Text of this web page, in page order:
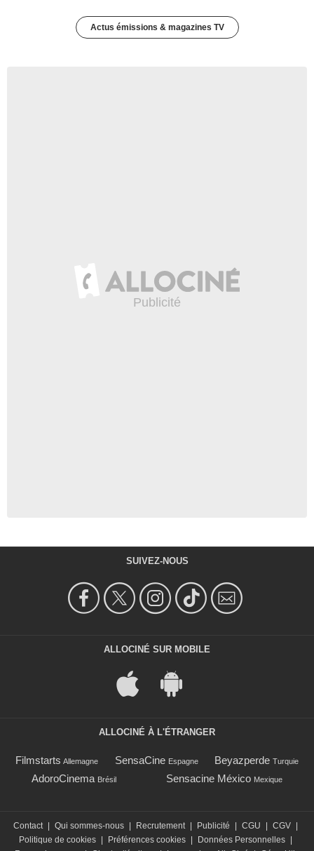
Actus émissions & magazines TV
SUIVEZ-NOUS
ALLOCINÉ SUR MOBILE
ALLOCINÉ À L'ÉTRANGER
Filmstarts Allemagne SensaCine Espagne Beyazperde Turquie
AdoroCinema Brésil Sensacine México Mexique
Contact | Qui sommes-nous | Recrutement | Publicité | CGU | CGV |
Politique de cookies | Préférences cookies | Données Personnelles |